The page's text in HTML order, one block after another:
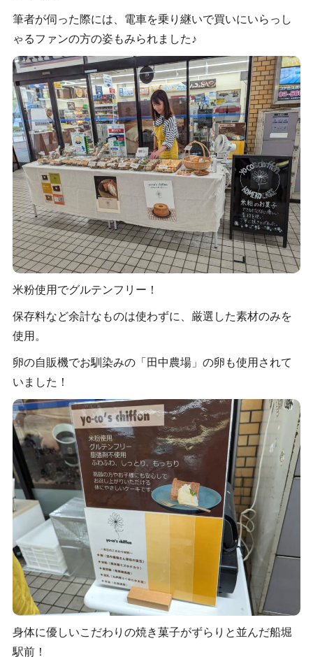
筆者が伺った際には、電車を乗り継いで買いにいらっし
ゃるファンの方の姿もみられました♪
米粉使用でグルテンフリー！
保存料など余計なものは使わずに、厳選した素材のみを
使用。
卵の自販機でお馴染みの「田中農場」の卵も使用されて
いました！
身体に優しいこだわりの焼き菓子がずらりと並んだ船堀
駅前！